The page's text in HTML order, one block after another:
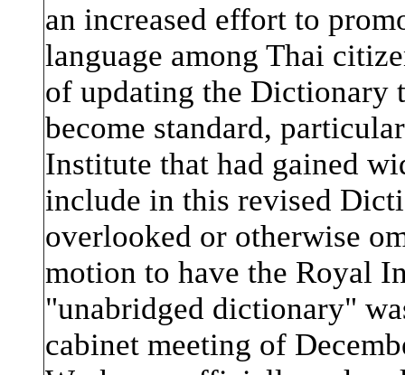
an increased effort to
language among Thai
of updating the Dictionary
become standard,
Institute that had gained
include in this revised
overlooked or otherwise
motion to have the Royal
"unabridged dictionary"
cabinet meeting of